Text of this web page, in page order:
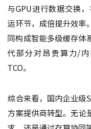
与GPU进行数据交换
运环节，成倍提升效率
同构成智能多级缓存
代部分对昂贵算力/
TCO。
综合来看，国内企业级
方案提供商转型。无论